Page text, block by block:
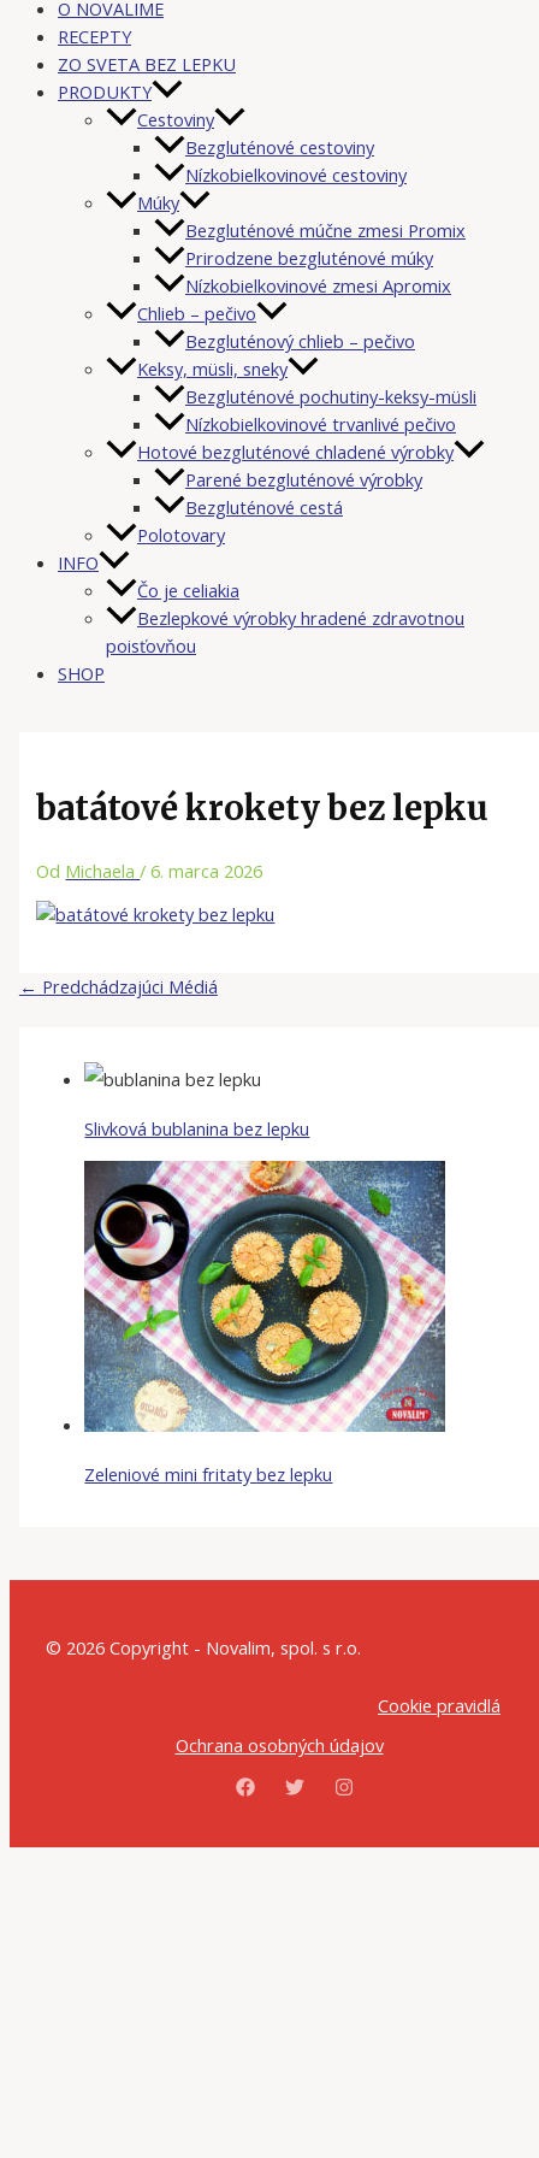
O NOVALIME
RECEPTY
ZO SVETA BEZ LEPKU
PRODUKTY
Cestoviny
Bezgluténové cestoviny
Nízkobielkovinové cestoviny
Múky
Bezgluténové múčne zmesi Promix
Prirodzene bezgluténové múky
Nízkobielkovinové zmesi Apromix
Chlieb – pečivo
Bezgluténový chlieb – pečivo
Keksy, müsli, sneky
Bezgluténové pochutiny-keksy-müsli
Nízkobielkovinové trvanlivé pečivo
Hotové bezgluténové chladené výrobky
Parené bezgluténové výrobky
Bezgluténové cestá
Polotovary
INFO
Čo je celiakia
Bezlepkové výrobky hradené zdravotnou
poisťovňou
SHOP
batátové krokety bez lepku
Od Michaela/6. marca 2026
← Predchádzajúci Médiá
Slivková bublanina bez lepku
Zeleniové mini fritaty bez lepku
© 2026 Copyright - Novalim, spol. s r.o.
Cookie pravidlá
Ochrana osobných údajov